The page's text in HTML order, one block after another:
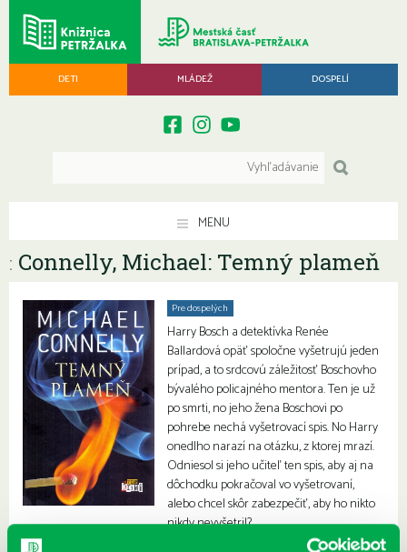
DETI MLÁDEŽ DOSPELÍ
MENU
: Connelly, Michael: Temný plameň
Pre dospelých
Harry Bosch a detektívka Renée
Ballardová opäť spoločne vyšetrujú jeden
prípad, a to srdcovú záležitosť Boschovho
bývalého policajného mentora. Ten je už
po smrti, no jeho žena Boschovi po
pohrebe nechá vyšetrovací spis. No Harry
onedlho narazí na otázku, z ktorej mrazí.
Odniesol si jeho učiteľ ten spis, aby aj na
dôchodku pokračoval vo vyšetrovaní,
alebo chcel skôr zabezpečiť, aby ho nikto
nikdy nevyšetril?